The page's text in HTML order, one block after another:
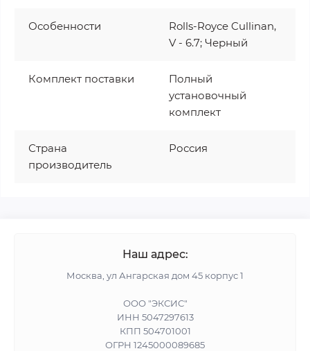
Особенности
Rolls-Royce Cullinan,
V - 6.7; Черный
Комплект поставки
Полный
установочный
комплект
Страна
производитель
Россия
Наш адрес:
Москва, ул Ангарская дом 45 корпус 1
ООО "ЭКСИС"
ИНН 5047297613
КПП 504701001
ОГРН 1245000089685